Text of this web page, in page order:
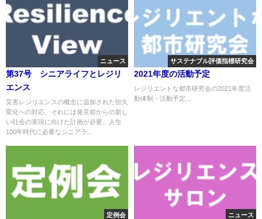
ニュース
第37号 シニアライフとレジリ
エンス
災害レジリエンスの概念に追加された恒久
変化への対応、それには発災前からの新し
い社会の実現に向けた計画が必要。人生
100年時代に必要なシニアラ...
サステナブル評価指標研究会
2021年度の活動予定
レジリエントな都市研究会の2021年度活
動体制・活動予定...
定例会 ニュース